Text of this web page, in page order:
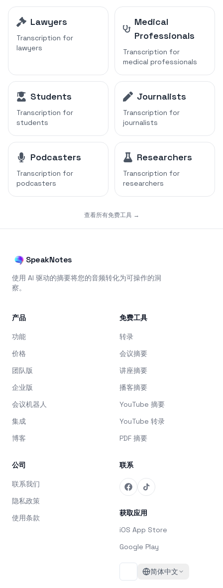
Lawyers
Transcription for
lawyers
Medical
Professionals
Transcription for
medical professionals
Students
Transcription for
students
Journalists
Transcription for
journalists
Podcasters
Transcription for
podcasters
Researchers
Transcription for
researchers
查看所有免费工具 →
SpeakNotes
使用 AI 驱动的摘要将您的音频转化为可操作的洞
察。
产品
功能
价格
团队版
企业版
会议机器人
集成
博客
免费工具
转录
会议摘要
讲座摘要
播客摘要
YouTube 摘要
YouTube 转录
PDF 摘要
公司
联系我们
隐私政策
使用条款
联系
获取应用
iOS App Store
Google Play
简体中文